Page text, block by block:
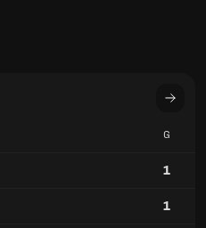
G
1
1